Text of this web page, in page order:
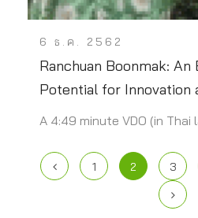
6 ธ.ค. 2562
Ranchuan Boonmak:
Potential for Innovation
A 4:49 minute VDO (in Thai
1 2 3